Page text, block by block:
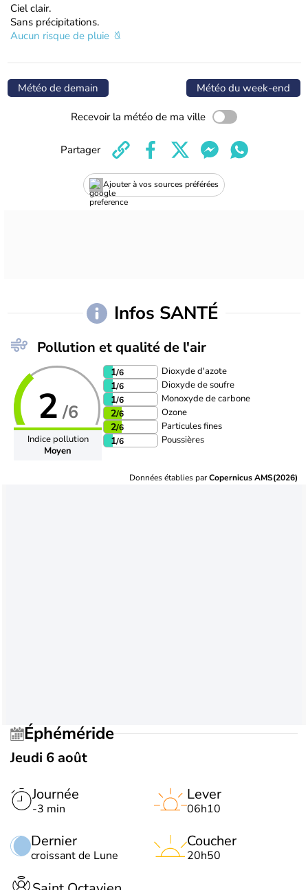
Ciel clair.
Sans précipitations.
Aucun risque de pluie
Météo de demain Météo du week-end
Recevoir la météo de ma ville
Ajouter à vos sources préférées
Partager
Infos SANTÉ
Pollution et qualité de l'air
2 /6
Indice pollution
Moyen
1/6 Dioxyde d'azote
1/6 Dioxyde de soufre
1/6 Monoxyde de carbone
2/6 Ozone
2/6 Particules fines
1/6 Poussières
Données établies parCopernicus AMS(2026)
Éphéméride
Jeudi 6 août
Journée
-3 min
Dernier
croissant de Lune
Lever
06h10
Coucher
20h50